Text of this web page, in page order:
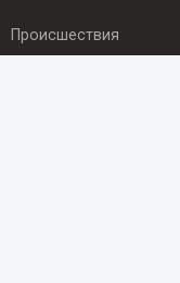
Происшествия